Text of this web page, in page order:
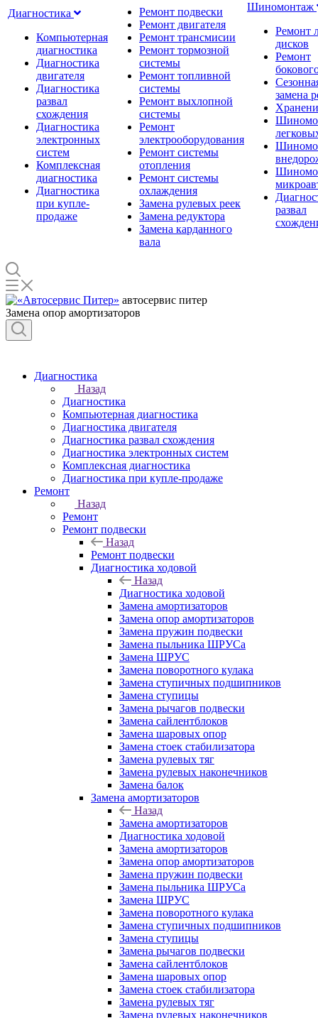
Диагностика
Компьютерная
диагностика
Диагностика
двигателя
Диагностика
развал
схождения
Диагностика
электронных
систем
Комплексная
диагностика
Диагностика
при купле-
продаже
Ремонт подвески
Ремонт двигателя
Ремонт трансмисии
Ремонт тормозной
системы
Ремонт топливной
системы
Ремонт выхлопной
системы
Ремонт
электрооборудования
Ремонт системы
отопления
Ремонт системы
охлаждения
Замена рулевых реек
Замена редуктора
Замена карданного
вала
Шиномонтаж
Ремонт
дисков
Ремонт
замена
развал
автосервис питер
Замена опор амортизаторов
Диагностика
Назад
Диагностика
Компьютерная диагностика
Диагностика двигателя
Диагностика развал схождения
Диагностика электронных систем
Комплексная диагностика
Диагностика при купле-продаже
Ремонт
Назад
Ремонт
Ремонт подвески
Назад
Ремонт подвески
Диагностика ходовой
Назад
Диагностика ходовой
Замена амортизаторов
Замена опор амортизаторов
Замена пружин подвески
Замена пыльника ШРУСа
Замена ШРУС
Замена поворотного кулака
Замена ступичных подшипников
Замена ступицы
Замена рычагов подвески
Замена сайлентблоков
Замена шаровых опор
Замена стоек стабилизатора
Замена рулевых тяг
Замена рулевых наконечников
Замена балок
Замена амортизаторов
Назад
Замена амортизаторов
Диагностика ходовой
Замена амортизаторов
Замена опор амортизаторов
Замена пружин подвески
Замена пыльника ШРУСа
Замена ШРУС
Замена поворотного кулака
Замена ступичных подшипников
Замена ступицы
Замена рычагов подвески
Замена сайлентблоков
Замена шаровых опор
Замена стоек стабилизатора
Замена рулевых тяг
Замена рулевых наконечников